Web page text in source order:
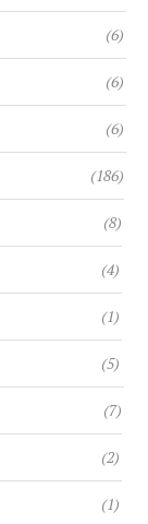
(6)
(6)
(6)
(186)
(8)
(4)
(1)
(5)
(7)
(2)
(1)